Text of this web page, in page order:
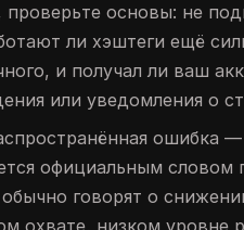
проверьте основы: не
ли хэштеги ещё
и получал ли ваш
или уведомления о
ошибка
официальным
говорят о
охвате, низком уровне